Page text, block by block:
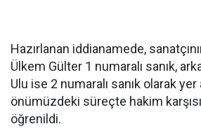
Hazırlanan iddianamede,
Ülkem Gülter 1 numaralı sanık,
Ulu ise 2 numaralı sanık olarak yer
önümüzdeki süreçte hakim
öğrenildi.